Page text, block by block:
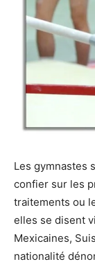
Les gymnastes
confier sur les
traitements ou
elles se disent
Mexicaines,
nationalité